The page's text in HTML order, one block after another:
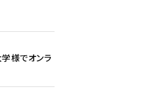
様でオンラ